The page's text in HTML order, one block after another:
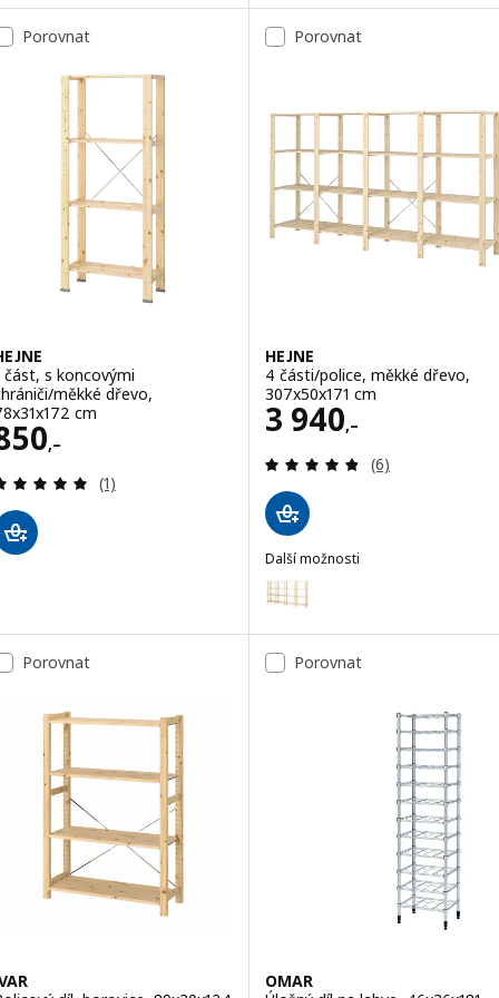
Porovnat
část, s koncovými
měkké dřevo,
cm
,– 850,–
Recenze: 5 z 5 hvězdy. Celkem recenzí:
(1)
Porovnat
HEJNE
4 části/police, měkké dřevo,
307x50x171 cm
3 940,–
Cena 3940,–
Recenze: 4.8 z
(6)
Další možnosti
HEJNE
Možnost: HEJNE, 4 části/
Porovnat Porovnat
OMAR